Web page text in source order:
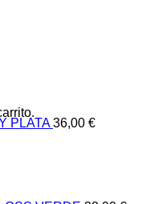
PLATA 36,00 €